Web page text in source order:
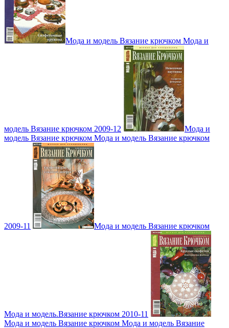
Мода и модель Вязание крючком Мода и
модель Вязание крючком 2009-12
Мода и
модель Вязание крючком Мода и модель Вязание крючком
2009-11 Мода и модель Вязание крючком
Мода и модель.Вязание крючком 2010-11
Мода и модель Вязание крючком Мода и модель Вязание